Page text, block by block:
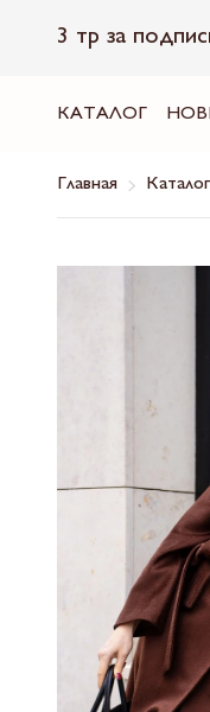
3 тр за
КАТАЛОГ
Главная Каталог